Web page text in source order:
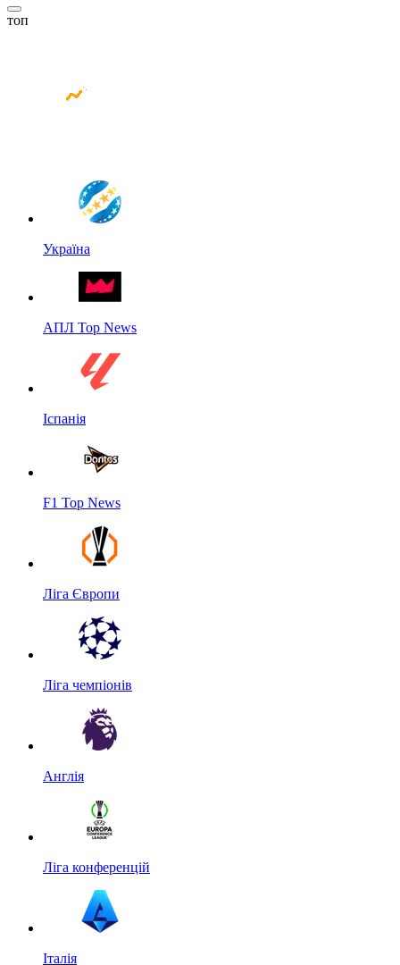
топ
Україна
АПЛ Top News
Іспанія
F1 Top News
Ліга Європи
Ліга чемпіонів
Англія
Ліга конференцій
Італія